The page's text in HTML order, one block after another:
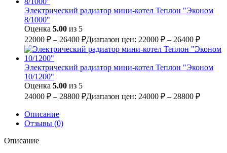
Электрический радиатор мини-котел Теплон "Эконом
8/1000"
Оценка 5.00 из 5
22000 ₽ – 26400 ₽Диапазон цен: 22000 ₽ – 26400 ₽
Электрический радиатор мини-котел Теплон "Эконом
10/1200"
Оценка 5.00 из 5
24000 ₽ – 28800 ₽Диапазон цен: 24000 ₽ – 28800 ₽
Описание
Отзывы (0)
Описание